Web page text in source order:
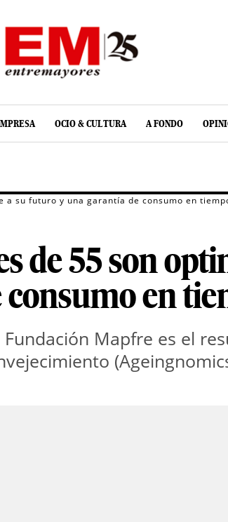
OCIO & CULTURA A FONDO
su futuro y una garantía de consumo en
de 55 son
en
Mapfre es el